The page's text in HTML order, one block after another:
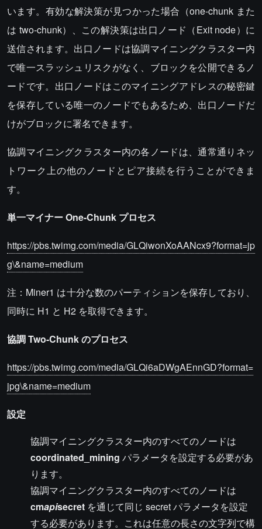
います。有効な解決策が見つかった場合（one-chunk また
は two-chunk）、この解決策は出口ノード（Exit node）に
送信されます。出口ノードは協調マイニングクラスター内
で唯一スラッシュリスクがなく、ブロックを公開できるノ
ードです。出口ノードはこのマイニングアドレスの秘密鍵
を保存している唯一のノードでもあるため、出口ノードだ
けがブロックに署名できます。
協調マイニングクラスター内の各ノードは、通常通りネッ
トワーク上の他のノードとピア接続を行うことができま
す。
単一マイナー One-Chunk プロセス
https://pbs.twimg.com/media/GLQiwonXoAANcx9?format=jp
g\&name=medium
注：Miner1 は十分な数のパーティションを保存しており、
同時に H1 と H2 を取得できます。
協調 Two-Chunk のプロセス
https://pbs.twimg.com/media/GLQi6aDWgAEnnGD?format=
jpg\&name=medium
設定
協調マイニングクラスター内のすべてのノードは
coordinated_mining パラメータを設定する必要があ
ります。
協調マイニングクラスター内のすべてのノードは
cmapisecret を通じて同じ secret パラメータを設定
する必要があります。これは任意の長さの文字列で構